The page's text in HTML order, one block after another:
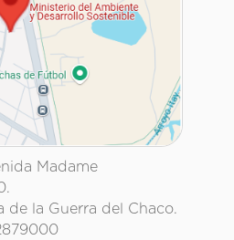
Madame
de la Guerra del Chaco.